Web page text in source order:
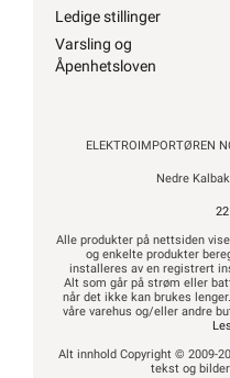
Ledige stillinger
Varsling og
Åpenhetsloven
ELEKTROIMPORTØREN
Nedre
Alle produkter på nettsiden
og enkelte produkter
installeres av en registrert
Alt som går på strøm eller
når det ikke kan brukes
våre varehus og/eller andre
Alt innhold Copyright © 2009-
tekst og